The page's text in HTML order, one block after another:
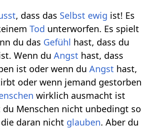
, dass das Selbst ewig ist! Es
Tod unterworfen. Es spielt
du das Gefühl hast, dass du
Wenn duAngst hast, dass
ist oder wenn duAngst hast,
oder wenn jemand gestorben
wirklich ausmacht ist
du Menschen nicht unbedingt so
daran nicht glauben. Aber du